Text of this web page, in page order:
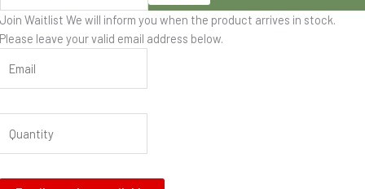
Join Waitlist We will inform you when the product arrives in stock.
Please leave your valid email address below.